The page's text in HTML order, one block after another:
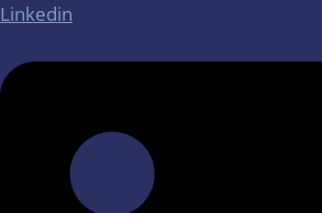
Linkedin